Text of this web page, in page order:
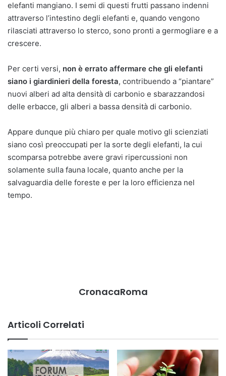
elefanti mangiano. I semi di questi frutti passano indenni
attraverso l’intestino degli elefanti e, quando vengono
rilasciati attraverso lo sterco, sono pronti a germogliare e a
crescere.
Per certi versi, non è errato affermare che gli elefanti
siano i giardinieri della foresta, contribuendo a “piantare”
nuovi alberi ad alta densità di carbonio e sbarazzandosi
delle erbacce, gli alberi a bassa densità di carbonio.
Appare dunque più chiaro per quale motivo gli scienziati
siano così preoccupati per la sorte degli elefanti, la cui
scomparsa potrebbe avere gravi ripercussioni non
solamente sulla fauna locale, quanto anche per la
salvaguardia delle foreste e per la loro efficienza nel
tempo.
CronacaRoma
Articoli Correlati